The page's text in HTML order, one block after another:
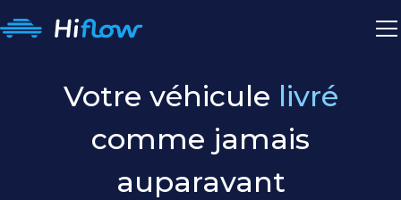
Votre véhicule livré
comme jamais
auparavant